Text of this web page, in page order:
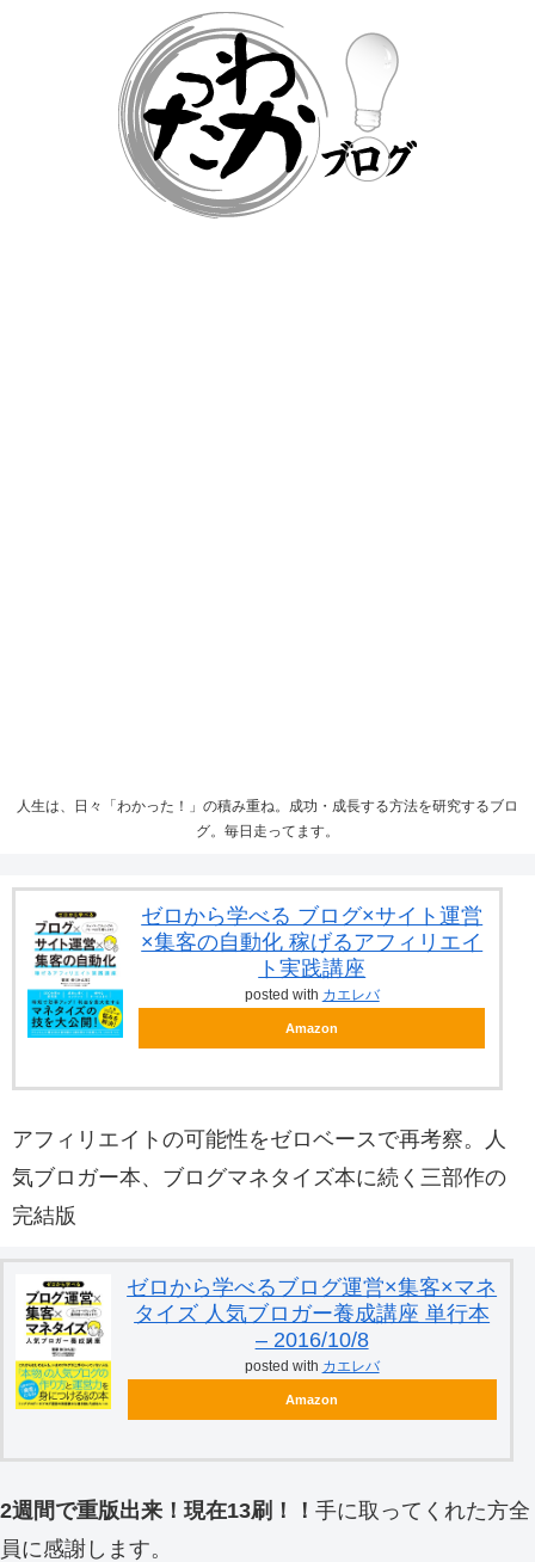
人生は、日々「わかった！」の積み重ね。成功・成長する方法を研究するブロ
グ。毎日走ってます。
ゼロから学べる ブログ×サイト運営
×集客の自動化 稼げるアフィリエイ
ト実践講座
posted with カエレバ
Amazon
アフィリエイトの可能性をゼロベースで再考察。人
気ブロガー本、ブログマネタイズ本に続く三部作の
完結版
ゼロから学べるブログ運営×集客×マネ
タイズ 人気ブロガー養成講座 単行本
– 2016/10/8
posted with カエレバ
Amazon
2週間で重版出来！現在13刷！！ 手に取ってくれた方全
員に感謝します。